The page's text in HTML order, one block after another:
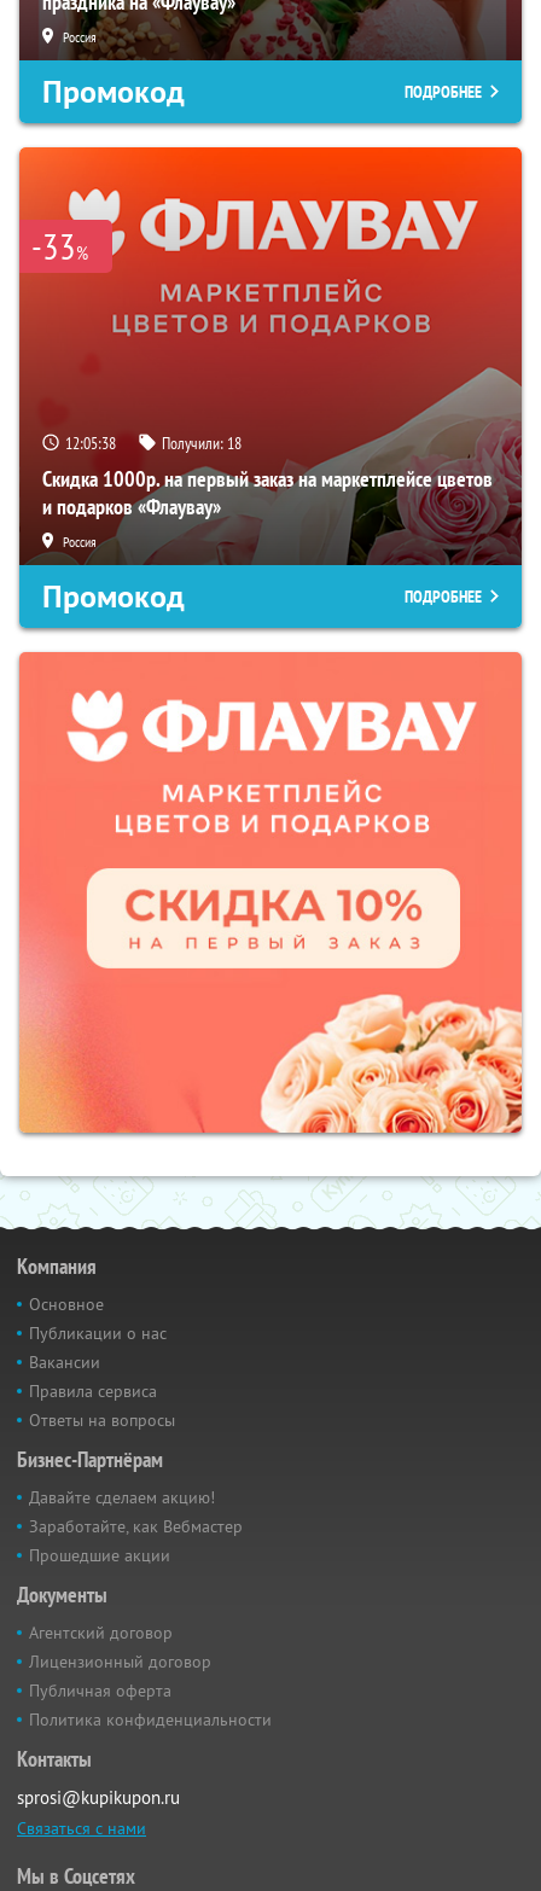
Россия
Промокод ПОДРОБНЕЕ
-33%
12:05:37 Получили: 18
Скидка 1000р. на первый заказ на маркетплейсе цветов
и подарков «Флаувау»
Россия
Промокод ПОДРОБНЕЕ
Компания
Основное
Публикации о нас
Вакансии
Правила сервиса
Ответы на вопросы
Бизнес-Партнёрам
Давайте сделаем акцию!
Заработайте, как Вебмастер
Прошедшие акции
Документы
Агентский договор
Лицензионный договор
Публичная оферта
Политика конфиденциальности
Контакты
sprosi@kupikupon.ru
Связаться с нами
Мы в Соцсетях